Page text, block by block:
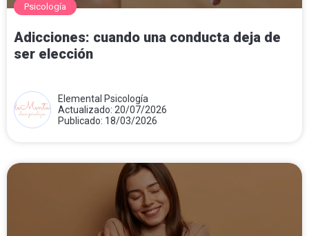
Psicología
Adicciones: cuando una conducta deja de
ser elección
Elemental Psicología
Actualizado: 20/07/2026
Publicado: 18/03/2026